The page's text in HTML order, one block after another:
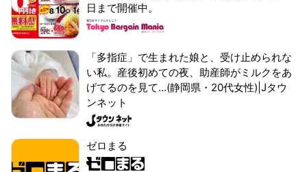
日まで開催中。
「多指症」で生まれた娘と、受け止められな
い私。産後初めての夜、助産師がミルクをあ
げてるのを見て...(静岡県・20代女性)|Jタウ
ンネット
ゼロまる